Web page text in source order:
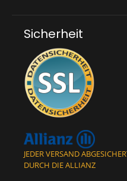
Sicherheit
JEDER VERSAND
DURCH DIE ALLIANZ